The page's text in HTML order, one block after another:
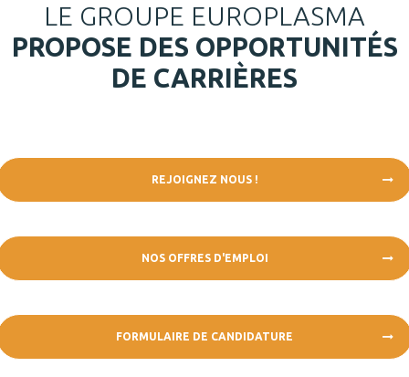
LE GROUPE EUROPLASMA
PROPOSE DES OPPORTUNITÉS
DE CARRIÈRES
REJOIGNEZ NOUS !
NOS OFFRES D'EMPLOI
FORMULAIRE DE CANDIDATURE